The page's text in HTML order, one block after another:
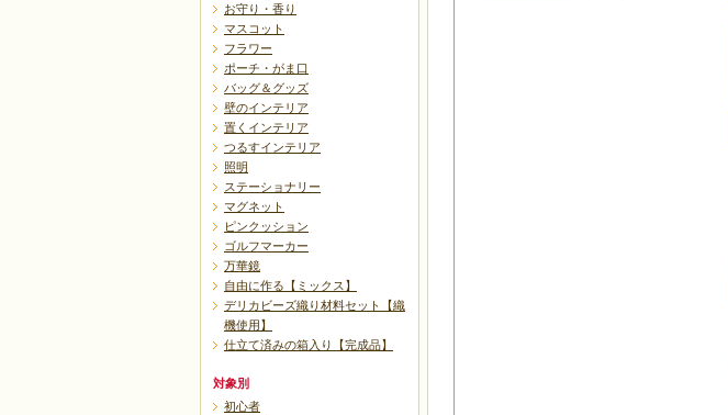
お守り・香り
マスコット
フラワー
ポーチ・がま口
バッグ＆グッズ
壁のインテリア
置くインテリア
つるすインテリア
照明
ステーショナリー
マグネット
ピンクッション
ゴルフマーカー
万華鏡
自由に作る【ミックス】
デリカビーズ織り材料セット【織
機使用】
仕立て済みの箱入り【完成品】
対象別
初心者